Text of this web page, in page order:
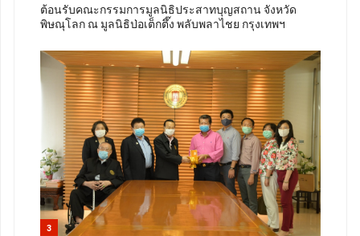
ต้อนรับคณะกรรมการมูลนิธิประสาทบุญสถาน จังหวัด
พิษณุโลก ณ มูลนิธิป่อเต็กตึ๊ง พลับพลาไชย กรุงเทพฯ
3